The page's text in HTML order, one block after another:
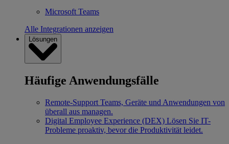
Microsoft Teams
Alle Integrationen anzeigen
Lösungen
Häufige Anwendungsfälle
Remote-Support Teams, Geräte und Anwendungen von
überall aus managen.
Digital Employee Experience (DEX) Lösen Sie IT-
Probleme proaktiv, bevor die Produktivität leidet.